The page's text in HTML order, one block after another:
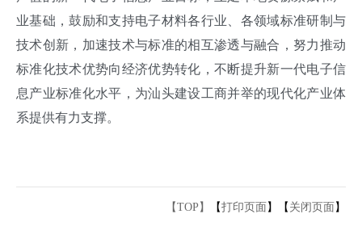
业基础，鼓励和支持电子材料各行业、各领域标准研制与
技术创新，加速技术与标准的相互渗透与融合，努力推动
标准化技术优势向经济优势转化，不断提升新一代电子信
息产业标准化水平，为汕头建设工商并举的现代化产业体
系提供有力支撑。
【TOP】 【打印页面 】【 关闭页面 】